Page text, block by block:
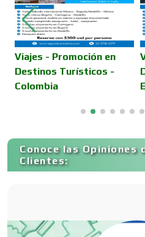
Computadoras
Conferencias
Control de Plagas
Viajes - Promoción en
Destinos Turísticos -
Colombia
Conoce las Opiniones
Clientes: